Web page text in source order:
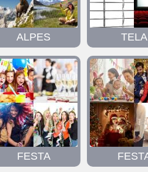
ALPES TELA
FESTA